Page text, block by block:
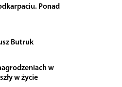
Ponad
Butruk
w
w życie